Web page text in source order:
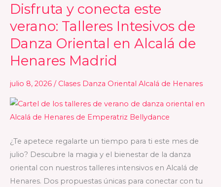
Disfruta y conecta este
verano: Talleres Intesivos de
Danza Oriental en Alcalá de
Henares Madrid
julio 8, 2026 / Clases Danza Oriental Alcalá de Henares
¿Te apetece regalarte un tiempo para ti este mes de
julio? Descubre la magia y el bienestar de la danza
oriental con nuestros talleres intensivos en Alcalá de
Henares. Dos propuestas únicas para conectar con tu
Disfruta
conecta
este
verano:
Intesivos
de
Danza
en
Alcalá
de
Henares